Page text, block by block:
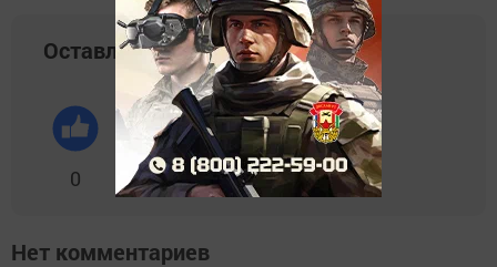
Оставляйте реакции
0 0 0 0 0
Нет комментариев